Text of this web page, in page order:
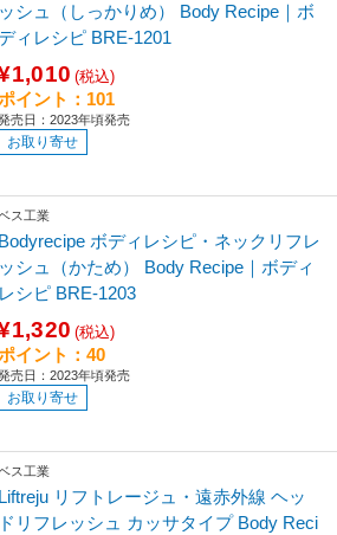
ッシュ（しっかりめ） Body Recipe｜ボ
ディレシピ BRE-1201
(税込)
イント：101
売日：2023年頃発売
お取り寄せ
ス工業
Bodyrecipe ボディレシピ・ネックリフレ
ッシュ（かため） Body Recipe｜ボディ
レシピ BRE-1203
(税込)
イント：40
売日：2023年頃発売
お取り寄せ
ス工業
Liftreju リフトレージュ・遠赤外線 ヘッ
ドリフレッシュ カッサタイプ Body Reci